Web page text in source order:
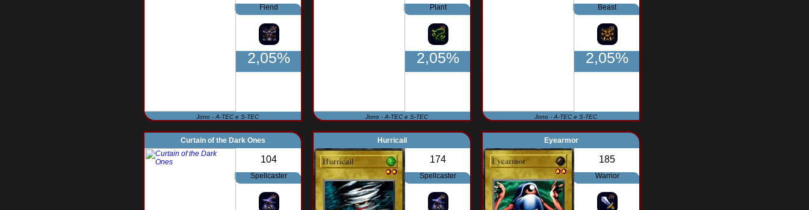
Fiend
2,05%
Jono - A-TEC e S-TEC
Plant
2,05%
Jono - A-TEC e S-TEC
Beast
2,05%
Jono - A-TEC e S-TEC
Curtain of the Dark Ones
104
Spellcaster
Hurricail
174
Spellcaster
Eyearmor
185
Warrior